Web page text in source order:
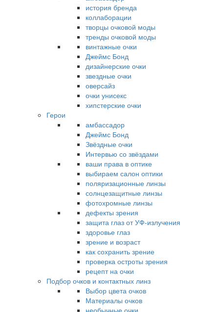
история бренда
коллаборации
творцы очковой моды
тренды очковой моды
винтажные очки
Джеймс Бонд
дизайнерские очки
звездные очки
оверсайз
очки унисекс
хипстерские очки
Герои
амбассадор
Джеймс Бонд
Звёздные очки
Интервью со звёздами
ваши права в оптике
выбираем салон оптики
поляризационные линзы
солнцезащитные линзы
фотохромные линзы
дефекты зрения
защита глаз от УФ-излучения
здоровье глаз
зрение и возраст
как сохранить зрение
проверка остроты зрения
рецепт на очки
Подбор очков и контактных линз
Выбор цвета очков
Материалы очков